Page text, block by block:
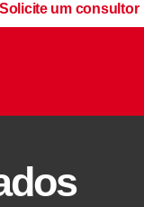
Solicite um consultor